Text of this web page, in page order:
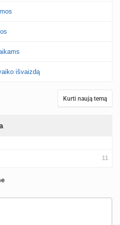
išvaizdą
Kurti naują temą
11